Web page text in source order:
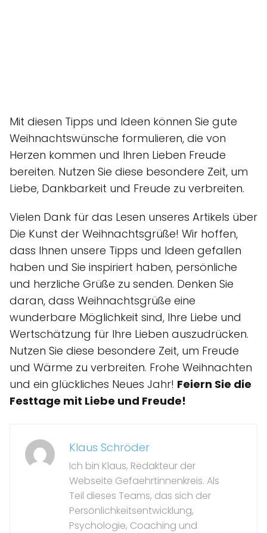
Mit diesen Tipps und Ideen können Sie gute
Weihnachtswünsche formulieren, die von
Herzen kommen und Ihren Lieben Freude
bereiten. Nutzen Sie diese besondere Zeit, um
Liebe, Dankbarkeit und Freude zu verbreiten.
Vielen Dank für das Lesen unseres Artikels über
Die Kunst der Weihnachtsgrüße! Wir hoffen,
dass Ihnen unsere Tipps und Ideen gefallen
haben und Sie inspiriert haben, persönliche
und herzliche Grüße zu senden. Denken Sie
daran, dass Weihnachtsgrüße eine
wunderbare Möglichkeit sind, Ihre Liebe und
Wertschätzung für Ihre Lieben auszudrücken.
Nutzen Sie diese besondere Zeit, um Freude
und Wärme zu verbreiten. Frohe Weihnachten
und ein glückliches Neues Jahr! Feiern Sie die
Festtage mit Liebe und Freude!
Klaus Schröder
Ich bin Klaus, Redakteur der
Webseite Gefaehrtinnenkreis. Als
Teil dieses Teams, das sich der
Persönlichkeitsentwicklung,
Psychologie, Coaching und